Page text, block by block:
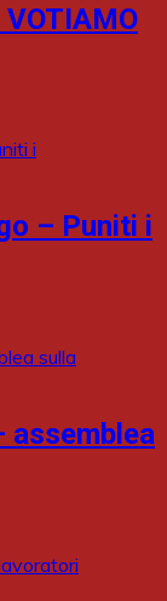
VOTIAMO
– Puniti i
assemblea